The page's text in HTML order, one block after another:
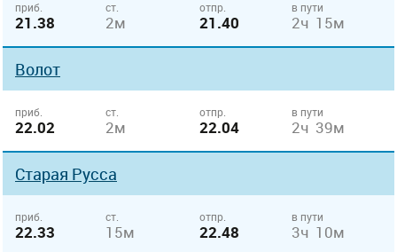
приб.
21.38
ст.
2м
отпр.
21.40
в пути
2ч 15м
Волот
приб.
22.02
ст.
2м
отпр.
22.04
в пути
2ч 39м
Старая Русса
приб.
22.33
ст.
15м
отпр.
22.48
в пути
3ч 10м